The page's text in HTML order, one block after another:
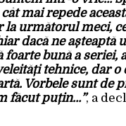
mai repede
la următorul meci,
dacă ne așteaptă
foarte bună a seriei,
tehnice, dar o
Vorbele sunt de
făcut puțin…”, a